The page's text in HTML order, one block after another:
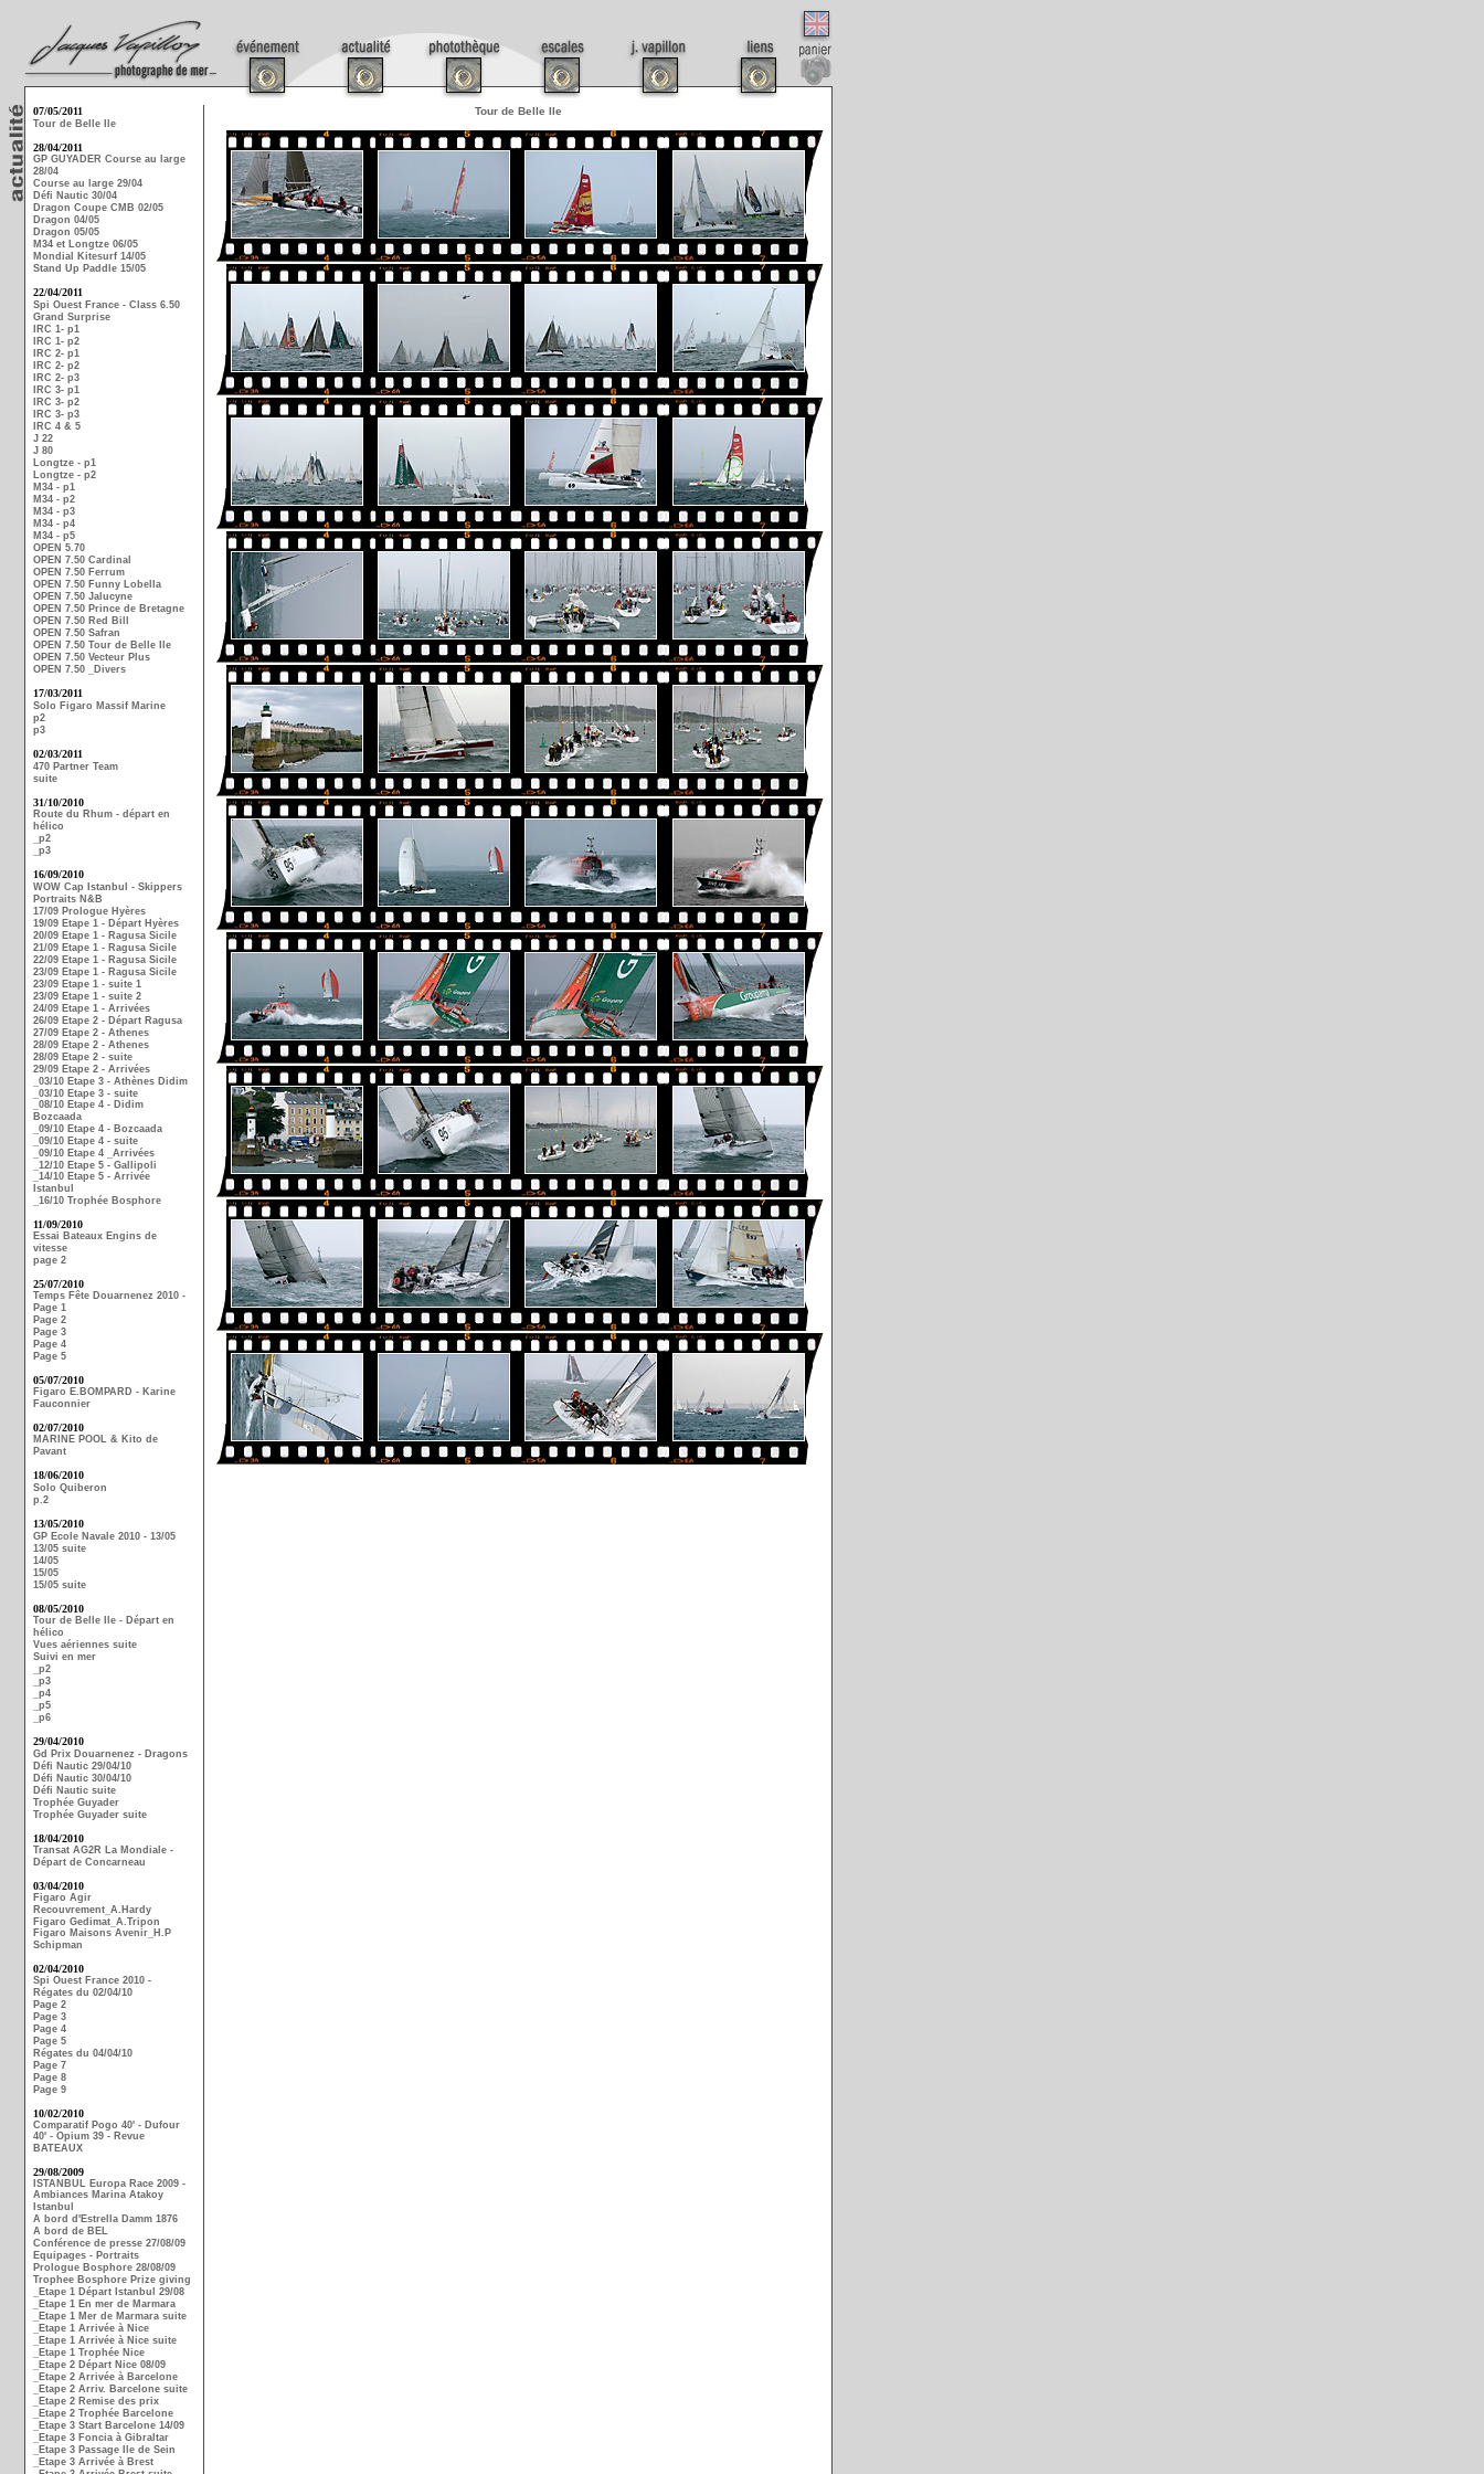
07/05/2011
Tour de Belle Ile
28/04/2011
GP GUYADER Course au large
28/04
Course au large 29/04
Défi Nautic 30/04
Dragon Coupe CMB 02/05
Dragon 04/05
Dragon 05/05
M34 et Longtze 06/05
Mondial Kitesurf 14/05
Stand Up Paddle 15/05
22/04/2011
Spi Ouest France - Class 6.50
Grand Surprise
IRC 1- p1
IRC 1- p2
IRC 2- p1
IRC 2- p2
IRC 2- p3
IRC 3- p1
IRC 3- p2
IRC 3- p3
IRC 4 & 5
J 22
J 80
Longtze - p1
Longtze - p2
M34 - p1
M34 - p2
M34 - p3
M34 - p4
M34 - p5
OPEN 5.70
OPEN 7.50 Cardinal
OPEN 7.50 Ferrum
OPEN 7.50 Funny Lobella
OPEN 7.50 Jalucyne
OPEN 7.50 Prince de Bretagne
OPEN 7.50 Red Bill
OPEN 7.50 Safran
OPEN 7.50 Tour de Belle Ile
OPEN 7.50 Vecteur Plus
OPEN 7.50 _Divers
17/03/2011
Solo Figaro Massif Marine
p2
p3
02/03/2011
470 Partner Team
suite
31/10/2010
Route du Rhum - départ en
hélico
_p2
_p3
16/09/2010
WOW Cap Istanbul - Skippers
Portraits N&B
17/09 Prologue Hyères
19/09 Etape 1 - Départ Hyères
20/09 Etape 1 - Ragusa Sicile
21/09 Etape 1 - Ragusa Sicile
22/09 Etape 1 - Ragusa Sicile
23/09 Etape 1 - Ragusa Sicile
23/09 Etape 1 - suite 1
23/09 Etape 1 - suite 2
24/09 Etape 1 - Arrivées
26/09 Etape 2 - Départ Ragusa
27/09 Etape 2 - Athenes
28/09 Etape 2 - Athenes
28/09 Etape 2 - suite
29/09 Etape 2 - Arrivées
_03/10 Etape 3 - Athènes Didim
_03/10 Etape 3 - suite
_08/10 Etape 4 - Didim
Bozcaada
_09/10 Etape 4 - Bozcaada
_09/10 Etape 4 - suite
_09/10 Etape 4 _Arrivées
_12/10 Etape 5 - Gallipoli
_14/10 Etape 5 - Arrivée
Istanbul
_16/10 Trophée Bosphore
11/09/2010
Essai Bateaux Engins de
vitesse
page 2
25/07/2010
Temps Fête Douarnenez 2010 -
Page 1
Page 2
Page 3
Page 4
Page 5
05/07/2010
Figaro E.BOMPARD - Karine
Fauconnier
02/07/2010
MARINE POOL & Kito de
Pavant
18/06/2010
Solo Quiberon
p.2
13/05/2010
GP Ecole Navale 2010 - 13/05
13/05 suite
14/05
15/05
15/05 suite
08/05/2010
Tour de Belle Ile - Départ en
hélico
Vues aériennes suite
Suivi en mer
_p2
_p3
_p4
_p5
_p6
29/04/2010
Gd Prix Douarnenez - Dragons
Défi Nautic 29/04/10
Défi Nautic 30/04/10
Défi Nautic suite
Trophée Guyader
Trophée Guyader suite
18/04/2010
Transat AG2R La Mondiale -
Départ de Concarneau
03/04/2010
Figaro Agir
Recouvrement_A.Hardy
Figaro Gedimat_A.Tripon
Figaro Maisons Avenir_H.P
Schipman
02/04/2010
Spi Ouest France 2010 -
Régates du 02/04/10
Page 2
Page 3
Page 4
Page 5
Régates du 04/04/10
Page 7
Page 8
Page 9
10/02/2010
Comparatif Pogo 40' - Dufour
40' - Opium 39 - Revue
BATEAUX
29/08/2009
ISTANBUL Europa Race 2009 -
Ambiances Marina Atakoy
Istanbul
A bord d'Estrella Damm 1876
A bord de BEL
Conférence de presse 27/08/09
Equipages - Portraits
Prologue Bosphore 28/08/09
Trophee Bosphore Prize giving
_Etape 1 Départ Istanbul 29/08
_Etape 1 En mer de Marmara
_Etape 1 Mer de Marmara suite
_Etape 1 Arrivée à Nice
_Etape 1 Arrivée à Nice suite
_Etape 1 Trophée Nice
_Etape 2 Départ Nice 08/09
_Etape 2 Arrivée à Barcelone
_Etape 2 Arriv. Barcelone suite
_Etape 2 Remise des prix
_Etape 2 Trophée Barcelone
_Etape 3 Start Barcelone 14/09
_Etape 3 Foncia à Gibraltar
_Etape 3 Passage Ile de Sein
_Etape 3 Arrivée à Brest
Tour de Belle Ile